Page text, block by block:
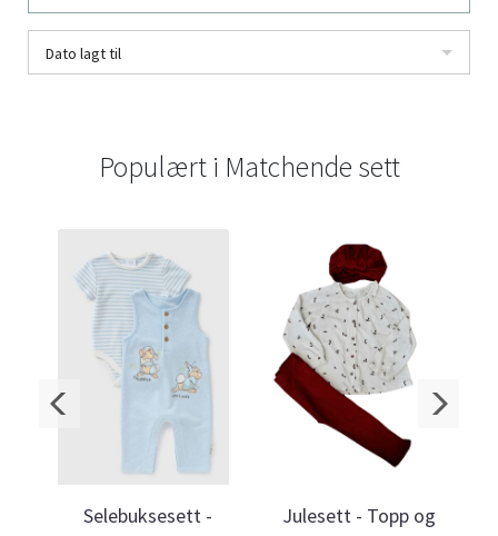
Dato lagt til
Populært i Matchende sett
Selebuksesett -
Julesett - Topp og